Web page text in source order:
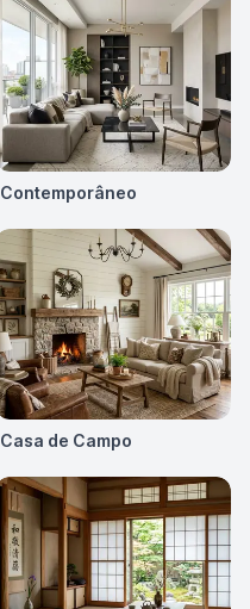
Contemporâneo
Casa de Campo